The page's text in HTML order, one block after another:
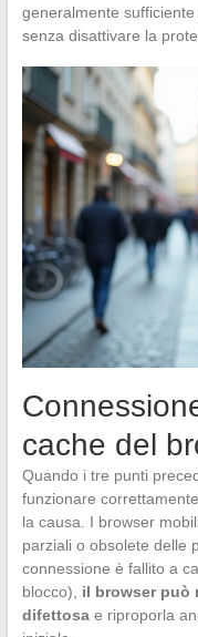
generalmente
senza disattivare la
cache del
Quando i tre punti
funzionare
la causa. I browser
parziali o obsolete delle
connessione è fallito a
blocco), il browser può
difettosae riproporla